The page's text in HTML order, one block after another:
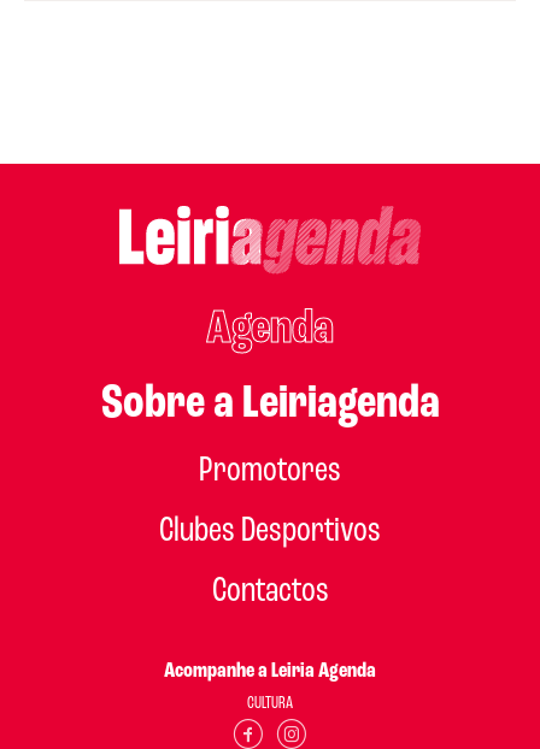
Agenda
Sobre a Leiriagenda
Promotores
Clubes Desportivos
Contactos
Acompanhe a Leiria Agenda
CULTURA